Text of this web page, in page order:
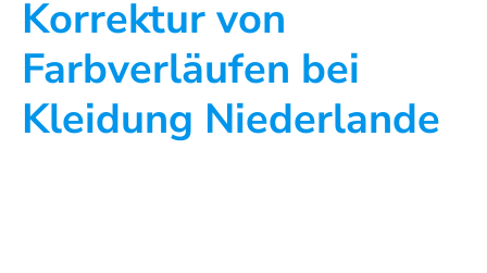
Korrektur von
Farbverläufen bei
Kleidung Niederlande